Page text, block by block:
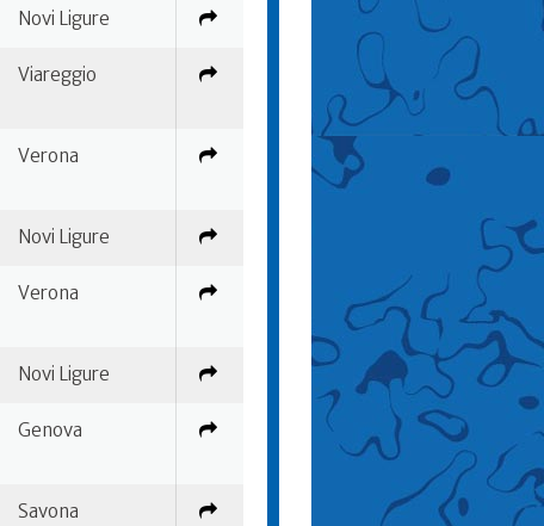
Novi Ligure
Viareggio
Verona
Novi Ligure
Verona
Novi Ligure
Genova
Savona